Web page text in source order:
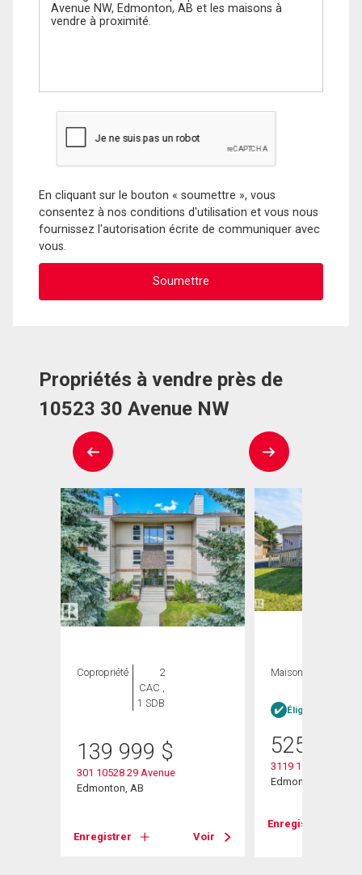
En cliquant sur le bouton « soumettre », vous
consentez à nos conditions d'utilisation et vous nous
fournissez l'autorisation écrite de communiquer avec
vous.
Propriétés à vendre près de
10523 30 Avenue NW
Copropriété
2
CAC ,
1 SDB
139 999 $
301 10528 29 Avenue
Edmonton, AB
Enregistrer Voir
Maison
Éligible Louer
525 000
3119 104 Street
Edmonton, AB
Enregistrer